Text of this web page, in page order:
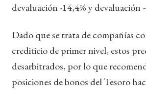
devaluación -14,4% y devaluación
Dado que se trata de compañías
crediticio de primer nivel, estos
desarbitrados, por lo que
posiciones de bonos del Tesoro